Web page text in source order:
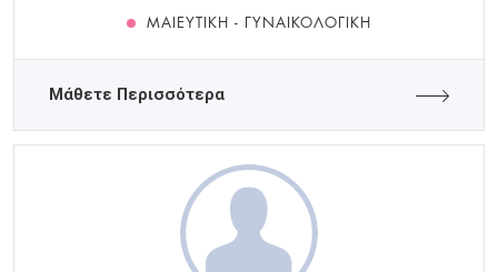
ΜΑΙΕΥΤΙΚΉ - ΓΥΝΑΙΚΟΛΟΓΙΚΉ
Μάθετε Περισσότερα